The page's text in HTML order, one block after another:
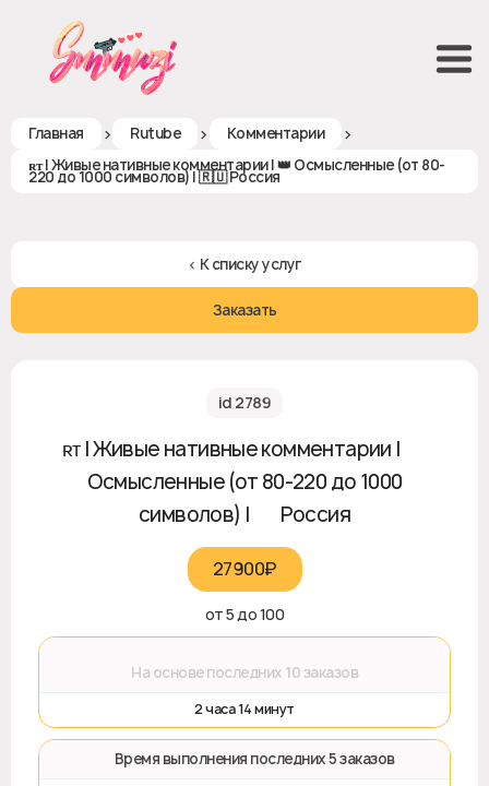
Главная > Rutube > Комментарии >
ʀᴛ | Живые нативные комментарии | 👑 Осмысленные (от 80-
220 до 1000 символов) | 🇷🇺 Россия
< К списку услуг
Заказать
id 2789
ʀᴛ | Живые нативные комментарии | 👑
Осмысленные (от 80-220 до 1000
символов) | 🇷🇺 Россия
27900₽‎
от 5 до 100
На основе последних 10 заказов
2 часа 14 минут
⏱️ Время выполнения последних 5 заказов